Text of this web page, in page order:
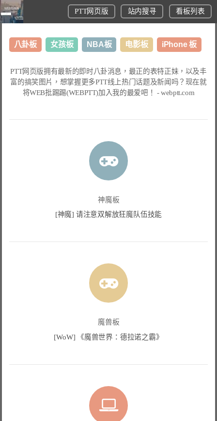
PTT网页版 站内搜寻 看板列表
八卦板 女孩板 NBA板 电影板 iPhone 板
美食板
PTT网页版拥有最新的即时八卦消息，最正的表特正妹，以及丰
富的搞笑图片，想掌握更多PTT线上热门话题及新闻吗？现在就
将WEB批踢踢(WEBPTT)加入我的最爱吧！ -webptt.com
神魔板
[神魔] 请注意双解放狂魔队伍技能
魔兽板
[WoW] 《魔兽世界：德拉诺之霸》